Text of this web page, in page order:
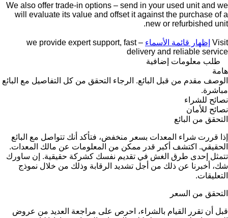
We also offer trade-in options – send in your used unit and we
will evaluate its value and offset it against the purchase of a
new or refurbished unit.
Visit إظهار قائمة الأسماء
– we provide expert support, fast
delivery and reliable service
طلب معلومات إضافية
هامة
الوصف مقدم من قبل البائع. الرجاء التحقق من كل التفاصيل مع البائع
مباشرة.
نصائح للشراء
نصائح للأمان
التحقق من البائع
إذا قررت شراء المعدات بسعر منخفض، فتأكد أنك تتواصل مع البائع
الحقيقي. اكتشف أكبر قدر ممكن من المعلومات عن مالك المعدات.
تتمثل إحدى طرق الغش في تقديم نفسك كشركة حقيقية. إن ساورك
شك، أخبرنا عن ذلك من أجل تشديد الرقابة وذلك من خلال نموذج
التعليقات.
التحقق من السعر
قبل أن تقرر القيام بالشراء، احرص على مراجعة العديد من عروض